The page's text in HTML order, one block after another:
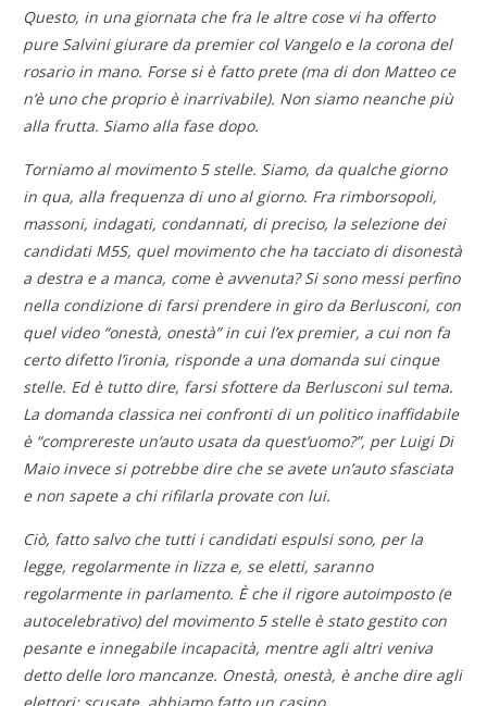
Questo, in una giornata che fra le altre cose vi ha offerto
pure Salvini giurare da premier col Vangelo e la corona del
rosario in mano. Forse si è fatto prete (ma di don Matteo ce
n’è uno che proprio è inarrivabile). Non siamo neanche più
alla frutta. Siamo alla fase dopo.
Torniamo al movimento 5 stelle. Siamo, da qualche giorno
in qua, alla frequenza di uno al giorno. Fra rimborsopoli,
massoni, indagati, condannati, di preciso, la selezione dei
candidati M5S, quel movimento che ha tacciato di disonestà
a destra e a manca, come è avvenuta? Si sono messi perfino
nella condizione di farsi prendere in giro da Berlusconi, con
quel video “onestà, onestà” in cui l’ex premier, a cui non fa
certo difetto l’ironia, risponde a una domanda sui cinque
stelle. Ed è tutto dire, farsi sfottere da Berlusconi sul tema.
La domanda classica nei confronti di un politico inaffidabile
è “comprereste un’auto usata da quest’uomo?”, per Luigi Di
Maio invece si potrebbe dire che se avete un’auto sfasciata
e non sapete a chi rifilarla provate con lui.
Ciò, fatto salvo che tutti i candidati espulsi sono, per la
legge, regolarmente in lizza e, se eletti, saranno
regolarmente in parlamento. È che il rigore autoimposto (e
autocelebrativo) del movimento 5 stelle è stato gestito con
pesante e innegabile incapacità, mentre agli altri veniva
detto delle loro mancanze. Onestà, onestà, è anche dire agli